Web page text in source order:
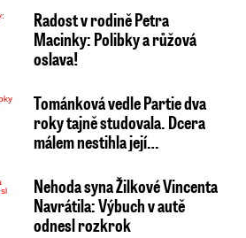
Radost v rodině Petra
Macinky: Polibky a růžová
oslava!
Tománková vedle Partie dva
roky tajně studovala. Dcera
málem nestihla její…
Nehoda syna Žilkové Vincenta
Navrátila: Výbuch v autě
odnesl rozkrok